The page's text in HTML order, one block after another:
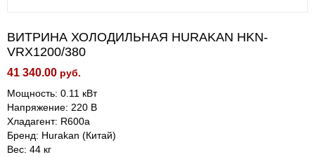
ВИТРИНА ХОЛОДИЛЬНАЯ HURAKAN HKN-
VRX1200/380
41 340.00 руб.
Мощность: 0.11 кВт
Напряжение: 220 В
Хладагент: R600a
Бренд: Hurakan (Китай)
Вес: 44 кг